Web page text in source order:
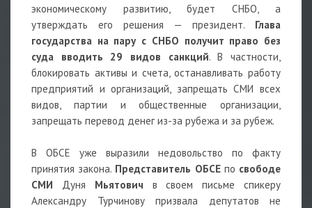
экономическому развитию, будет СНБО, а
утверждать его решения — президент. Глава
государства на пару с СНБО получит право без
суда вводить 29 видов санкций. В частности,
блокировать активы и счета, останавливать работу
предприятий и организаций, запрещать СМИ всех
видов, партии и общественные организации,
запрещать перевод денег из-за рубежа и за рубеж.
В ОБСЕ уже выразили недовольство по факту
принятия закона. Представитель ОБСЕпо свободе
СМИ Дуня Мьятович в своем письме спикеру
Александру Турчинову призвала депутатов не